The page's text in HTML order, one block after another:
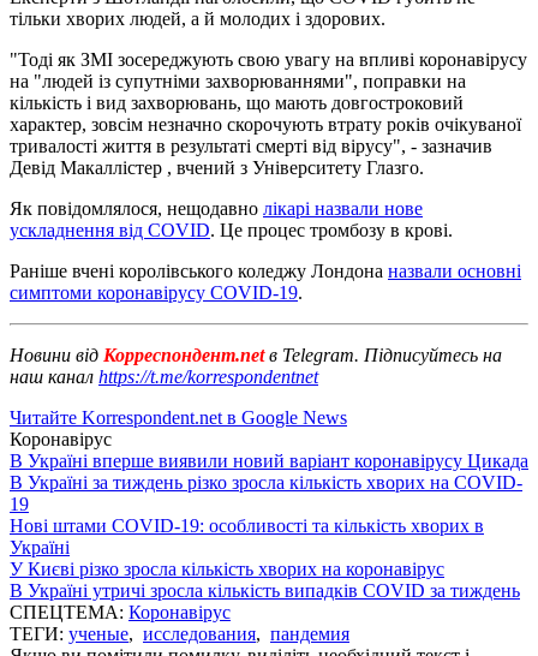
тільки хворих людей, а й молодих і здорових.
"Тоді як ЗМІ зосереджують свою увагу на впливі коронавірусу
на "людей із супутніми захворюваннями", поправки на
кількість і вид захворювань, що мають довгостроковий
характер, зовсім незначно скорочують втрату років очікуваної
тривалості життя в результаті смерті від вірусу", - зазначив
Девід Макаллістер , вчений з Університету Глазго.
Як повідомлялося, нещодавно лікарі назвали нове
ускладнення від COVID. Це процес тромбозу в крові.
Раніше вчені королівського коледжу Лондона назвали основні
симптоми коронавірусу COVID-19.
Новини від Корреспондент.netв Telegram. Підписуйтесь на
наш канал https://t.me/korrespondentnet
Читайте Korrespondent.net в Google News
Коронавірус
В Україні вперше виявили новий варіант коронавірусу Цикада
В Україні за тиждень різко зросла кількість хворих на COVID-
19
Нові штами COVID-19: особливості та кількість хворих в
Україні
У Києві різко зросла кількість хворих на коронавірус
В Україні утричі зросла кількість випадків COVID за тиждень
СПЕЦТЕМА: Коронавірус
ТЕГИ: ученые, исследования, пандемия